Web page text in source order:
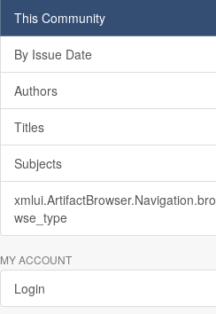
This Community
By Issue Date
Authors
Titles
Subjects
xmlui.ArtifactBrowser.Navigation.bro
wse_type
MY ACCOUNT
Login